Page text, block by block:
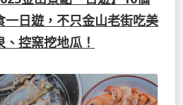
一日遊，不只金山老街吃美
控窯挖地瓜！